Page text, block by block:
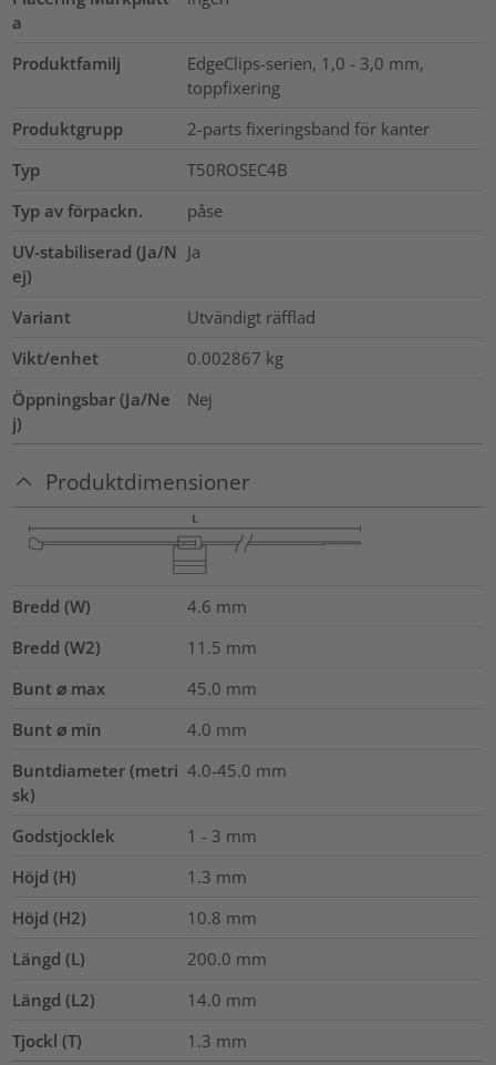
a
Produktfamilj
EdgeClips-serien, 1,0 - 3,0 mm,
toppfixering
Produktgrupp
2-parts fixeringsband för kanter
Typ
T50ROSEC4B
Typ av förpackn.
påse
UV-stabiliserad (Ja/N
ej)
Ja
Variant
Utvändigt räfflad
Vikt/enhet
0.002867 kg
Öppningsbar (Ja/Ne
j)
Nej
Produktdimensioner
Bredd (W) 4.6 mm
Bredd (W2)
11.5 mm
Bunt ⌀ max
45.0 mm
Bunt ⌀ min
4.0 mm
Buntdiameter (metri
sk)
4.0-45.0 mm
Godstjocklek
1 - 3 mm
Höjd (H)
1.3 mm
Höjd (H2)
10.8 mm
Längd (L)
200.0 mm
Längd (L2)
14.0 mm
Tjockl (T)
1.3 mm